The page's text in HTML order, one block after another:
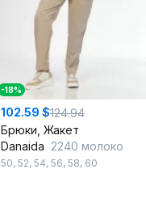
-18%
102.59 $124.94
Брюки, Жакет
Danaida 2240 молоко
50, 52, 54, 56, 58, 60